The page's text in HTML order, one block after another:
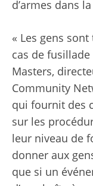
d’armes dans
« Les gens
cas de
Masters,
Community
qui fournit des
sur les
leur niveau de
donner aux
que si un